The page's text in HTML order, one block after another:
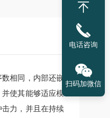
相同，内部还嵌
使其能够适应模
力，并且在持续
电话咨询
扫码加微信